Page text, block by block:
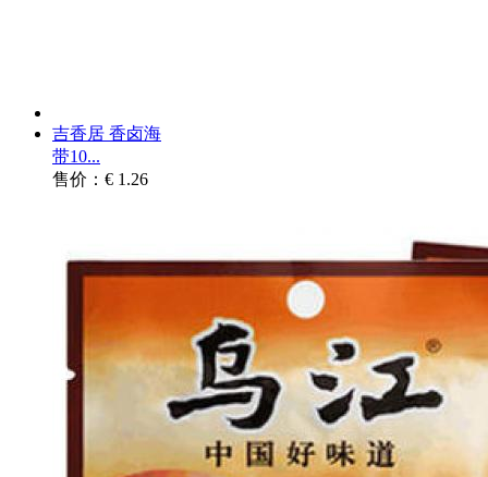
吉香居 香卤海
带10...
售价：€ 1.26